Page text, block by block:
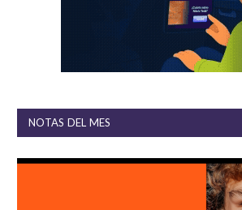
NOTAS DEL MES